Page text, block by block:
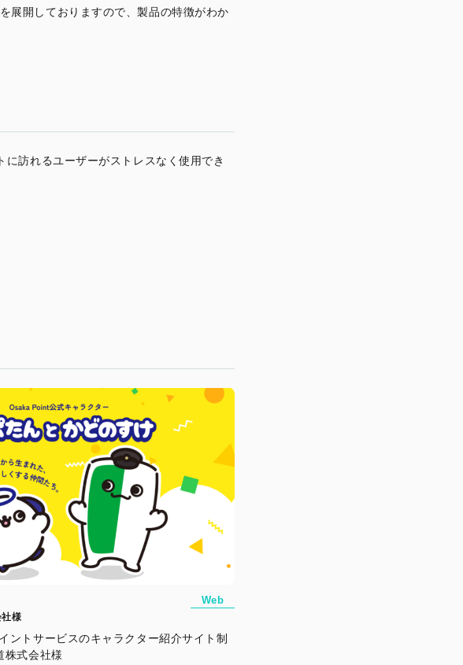
展開しておりますので、製品の特徴がわか
訪れるユーザーがストレスなく使用でき
Web
様
ントサービスのキャラクター紹介サイト制
株式会社様